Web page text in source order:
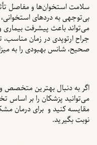
سلامت استخوان‌ها و مفاصل
بی‌توجهی به دردهای
می‌تواند باعث پیشرفت
جراح ارتوپدی در زمان
صحیح، شانس بهبودی را به
اگر به دنبال بهترین متخصص
می‌توانید پزشکان را بر
مقایسه کنید و برای درمان
نوبت بگیرید.